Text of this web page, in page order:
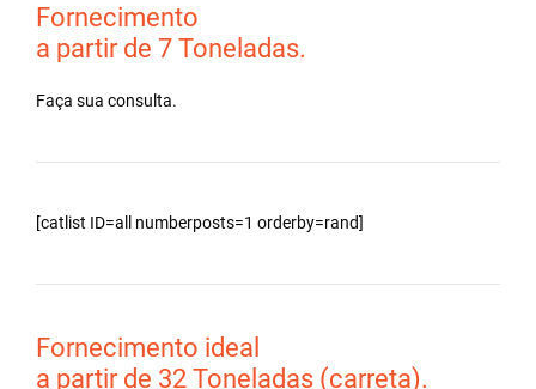
Fornecimento
a partir de 7 Toneladas.
Faça sua consulta.
[catlist ID=all numberposts=1 orderby=rand]
Fornecimento ideal
a partir de 32 Toneladas (carreta).